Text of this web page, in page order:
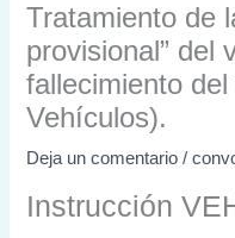
Tratamiento de
provisional” del
fallecimiento
Vehículos).
Deja un comentario /
Instrucción